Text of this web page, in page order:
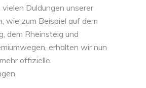
vielen Duldungen unserer
wie zum Beispiel auf dem
dem Rheinsteig und
erhalten wir nun
offizielle